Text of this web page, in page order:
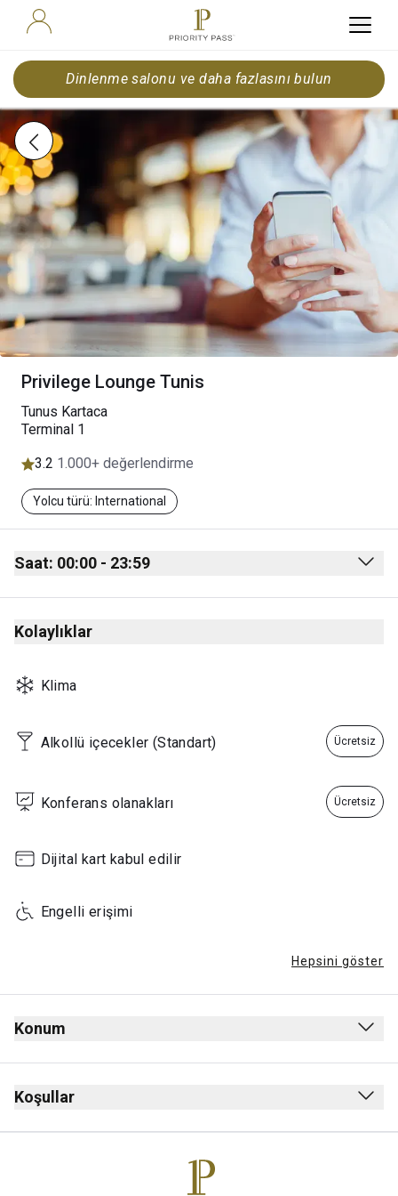
Dinlenme salonu ve daha fazlasını bulun
Privilege Lounge Tunis
Tunus Kartaca
Terminal 1
3.2 1.000+ değerlendirme
Yolcu türü: International
Saat: 00:00 - 23:59
Monday 00:00 - 23:59
Tuesday
Thursday
Friday 00:00 - 23:59
Sunday 00:00 - 23:59
Kolaylıklar
Klima
Alkollü içecekler (Standart) Ücretsiz
Konferans olanakları Ücretsiz
Dijital kart kabul edilir
Engelli erişimi
Hepsini göster
Konum
Koşullar